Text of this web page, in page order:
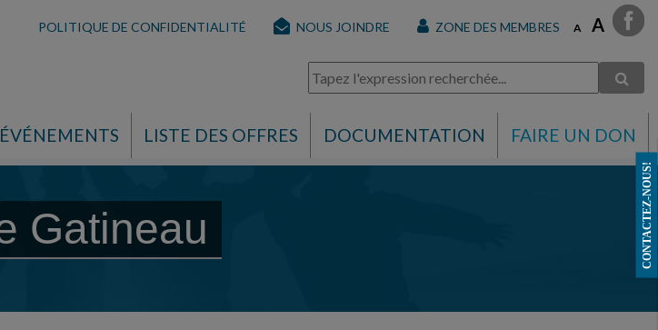
CONTACTEZ-NOUS!
POLITIQUE DE CONFIDENTIALITÉ NOUS JOINDRE ZONE DES MEMBRES A A
LISTE DES OFFRES DOCUMENTATION FAIRE UN DON
Gatineau